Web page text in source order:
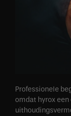
Professionele
omdat hyrox